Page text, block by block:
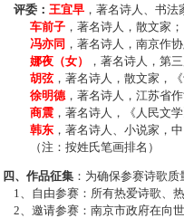
评委： 王宜早 ，著名诗人、书
车前子 ，著名诗人，散文家；
冯亦同 ，著名诗人，南京作
娜夜（女）
，著名诗人，第
胡弦，著名诗人，散文家，
徐明德，著名诗人，江苏省
商震 ，著名诗人，《人民文
韩东 ，著名诗人、小说家，
（注：按姓氏笔画排名）
四、作品征集 ：为确保参赛诗歌
1、自由参赛：所有热爱诗歌、
2、邀请参赛：南京市政府在向